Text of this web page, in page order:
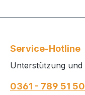
Service-Hotline
Unterstützung
0361 - 789 51 50